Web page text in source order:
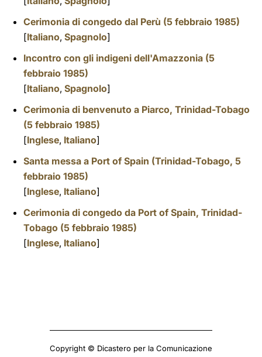
Cerimonia di congedo dal Perù (5 febbraio 1985)
[Italiano, Spagnolo]
Incontro con gli indigeni dell'Amazzonia (5
febbraio 1985)
[Italiano, Spagnolo]
Cerimonia di benvenuto a Piarco, Trinidad-Tobago
(5 febbraio 1985)
[Inglese, Italiano]
Santa messa a Port of Spain (Trinidad-Tobago, 5
febbraio 1985)
[Inglese, Italiano]
Cerimonia di congedo da Port of Spain, Trinidad-
Tobago (5 febbraio 1985)
[Inglese, Italiano]
Copyright © Dicastero per la Comunicazione